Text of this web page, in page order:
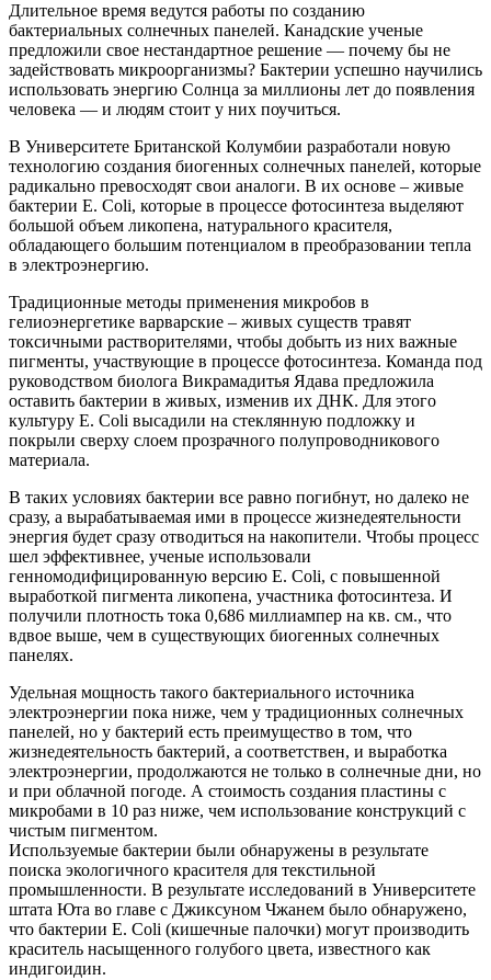
Длительное время ведутся работы по созданию
бактериальных солнечных панелей. Канадские ученые
предложили свое нестандартное решение — почему бы не
задействовать микроорганизмы? Бактерии успешно научились
использовать энергию Солнца за миллионы лет до появления
человека — и людям стоит у них поучиться.
В Университете Британской Колумбии разработали новую
технологию создания биогенных солнечных панелей, которые
радикально превосходят свои аналоги. В их основе – живые
бактерии E. Coli, которые в процессе фотосинтеза выделяют
большой объем ликопена, натурального красителя,
обладающего большим потенциалом в преобразовании тепла
в электроэнергию.
Традиционные методы применения микробов в
гелиоэнергетике варварские – живых существ травят
токсичными растворителями, чтобы добыть из них важные
пигменты, участвующие в процессе фотосинтеза. Команда под
руководством биолога Викрамадитья Ядава предложила
оставить бактерии в живых, изменив их ДНК. Для этого
культуру E. Coli высадили на стеклянную подложку и
покрыли сверху слоем прозрачного полупроводникового
материала.
В таких условиях бактерии все равно погибнут, но далеко не
сразу, а вырабатываемая ими в процессе жизнедеятельности
энергия будет сразу отводиться на накопители. Чтобы процесс
шел эффективнее, ученые использовали
генномодифицированную версию E. Coli, с повышенной
выработкой пигмента ликопена, участника фотосинтеза. И
получили плотность тока 0,686 миллиампер на кв. см., что
вдвое выше, чем в существующих биогенных солнечных
панелях.
Удельная мощность такого бактериального источника
электроэнергии пока ниже, чем у традиционных солнечных
панелей, но у бактерий есть преимущество в том, что
жизнедеятельность бактерий, а соответствен, и выработка
электроэнергии, продолжаются не только в солнечные дни, но
и при облачной погоде. А стоимость создания пластины с
микробами в 10 раз ниже, чем использование конструкций с
чистым пигментом.
Используемые бактерии были обнаружены в результате
поиска экологичного красителя для текстильной
промышленности. В результате исследований в Университете
штата Юта во главе с Джиксуном Чжанем было обнаружено,
что бактерии E. Coli (кишечные палочки) могут производить
краситель насыщенного голубого цвета, известного как
индигоидин.